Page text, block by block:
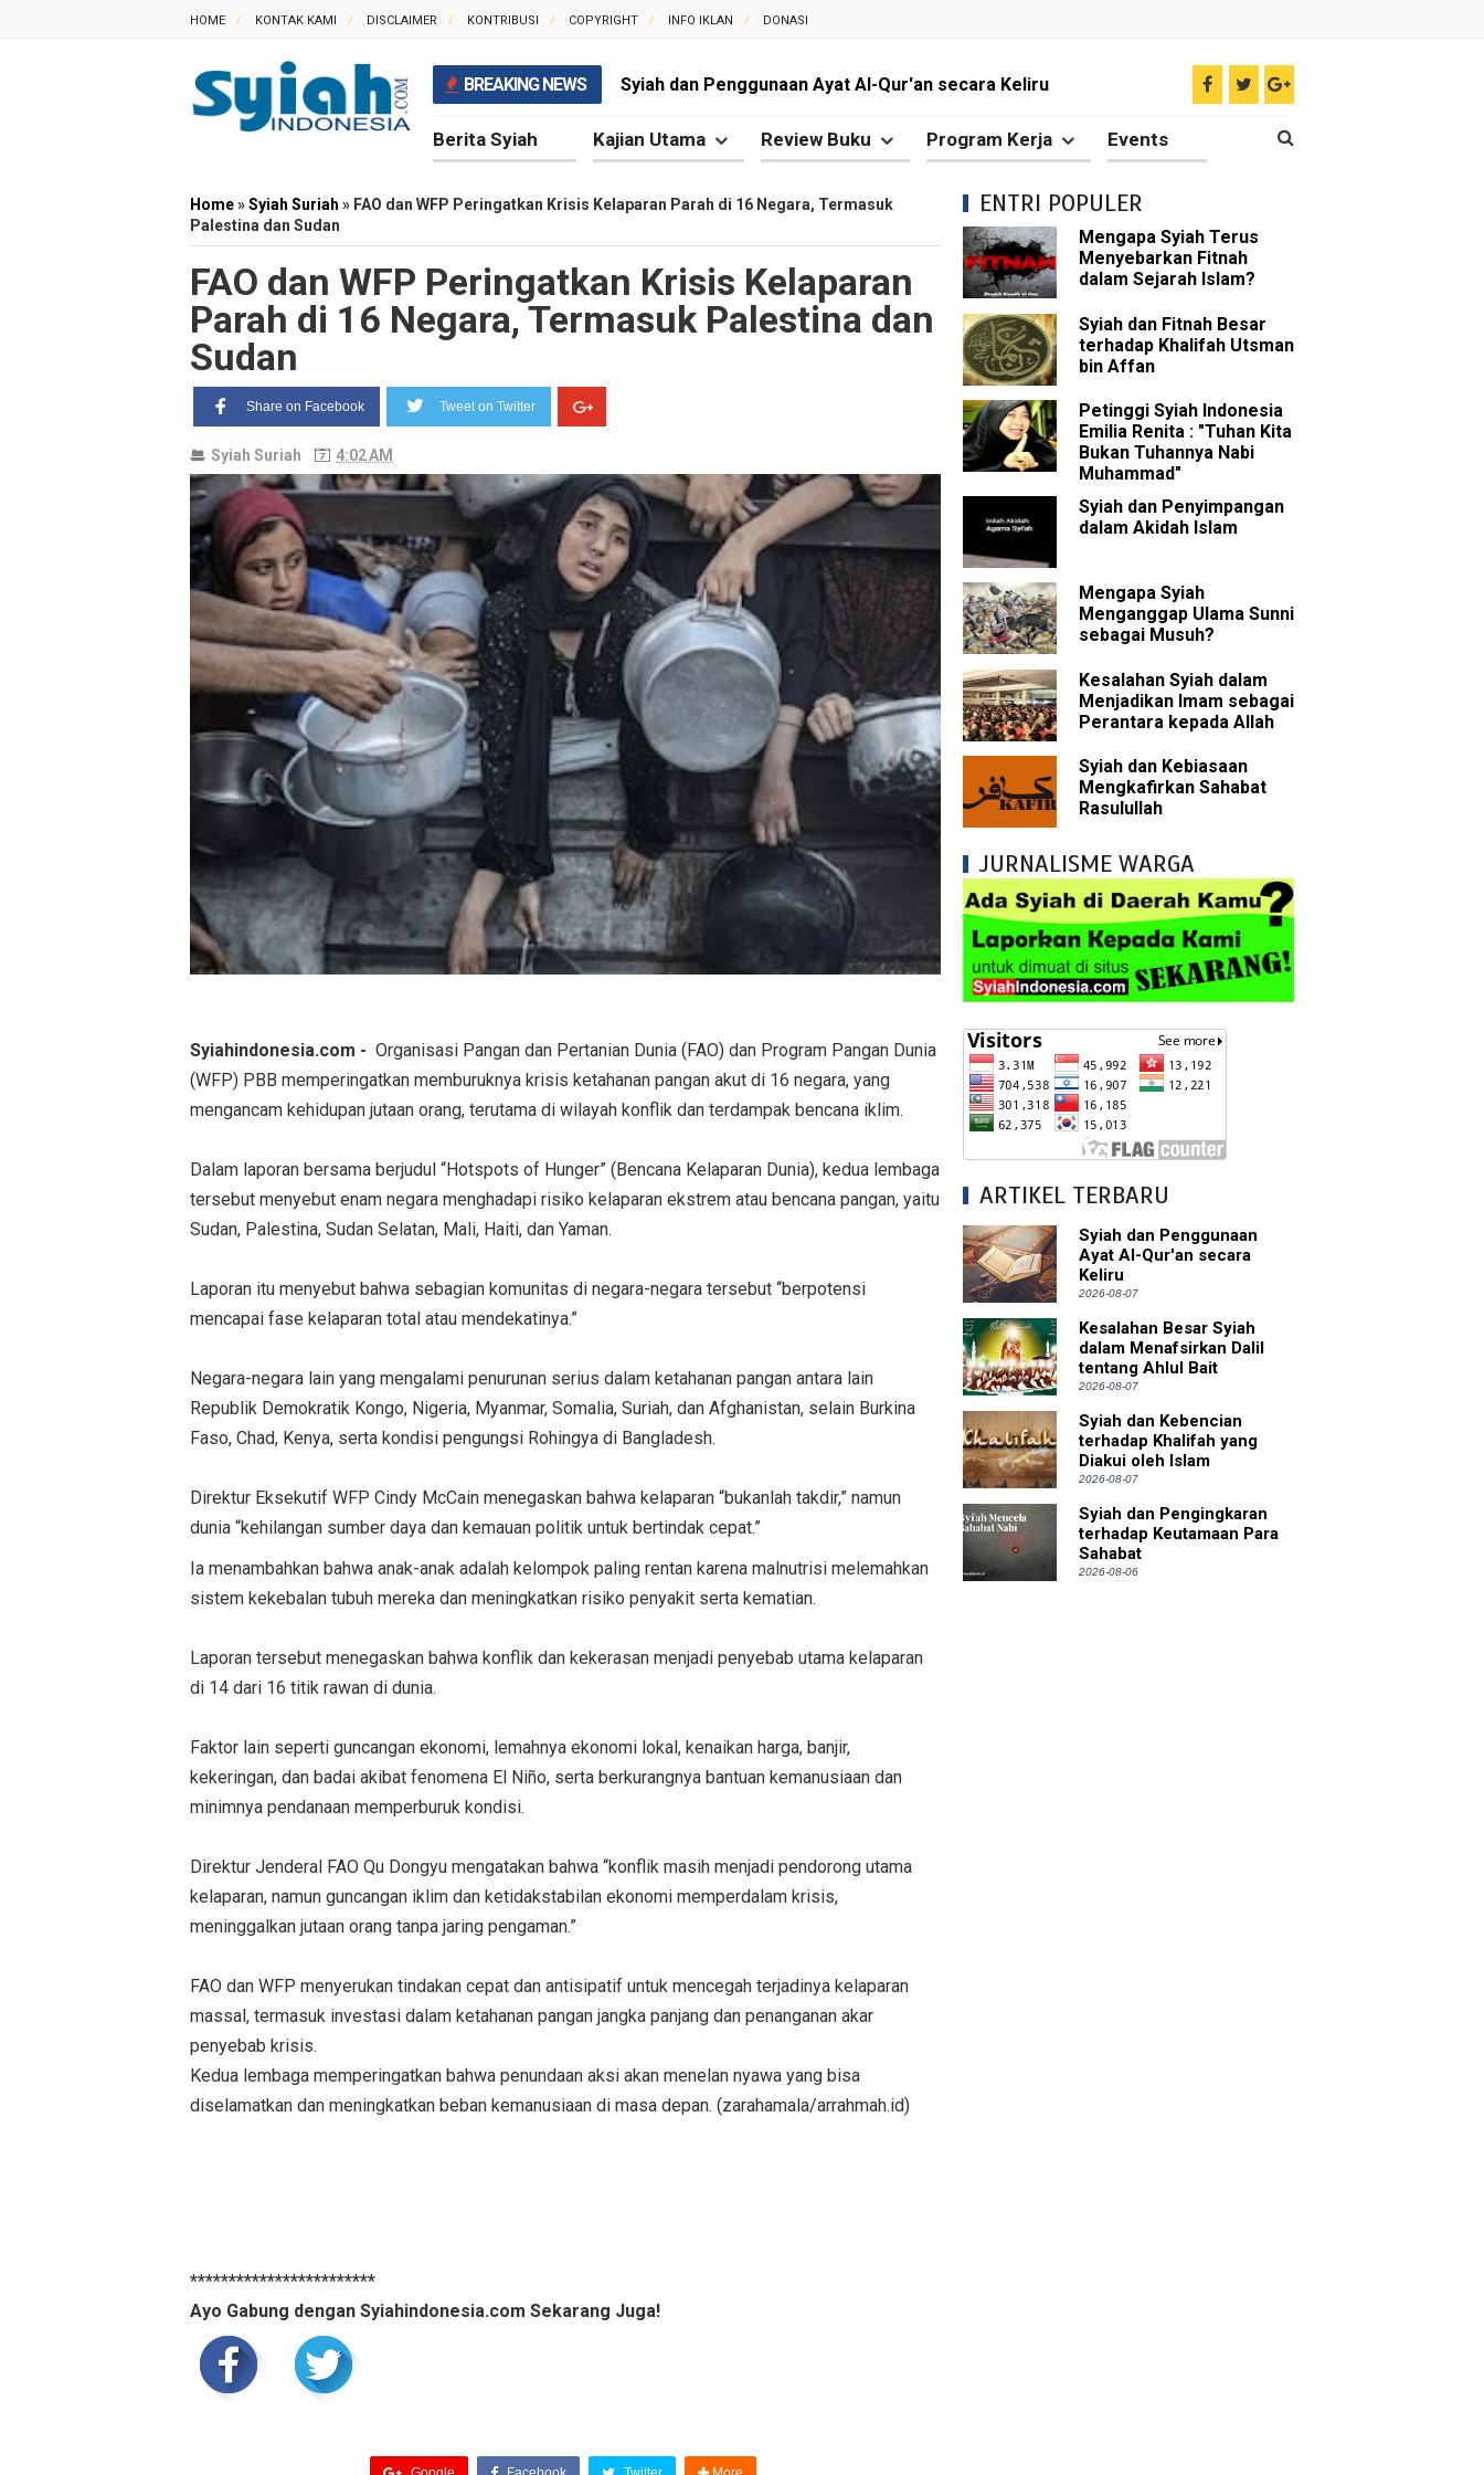
HOME KONTAK KAMI DISCLAIMER KONTRIBUSI COPYRIGHT INFO IKLAN DONASI
BREAKING NEWS Syiah dan Penggunaan Ayat Al-Qur'an secara Keliru
Kesalahan Besar Syiah dalam Menafsirkan Dalil tentang Ahlul Bait
Syiah dan Pengingkaran terhadap Keutamaan Para Sahabat
Mengapa Syiah Mengklaim Imam Mereka Memiliki Ilmu Ghaib?
Mengapa Syiah Menganggap Semua Sahabat Nabi Pengkhianat?
Syiah dan Kebiasaan Mengkafirkan Sahabat Rasulullah
Kesalahan Syiah dalam Menyikapi Peran Sahabat Nabi
Syiah dan Pengingkaran terhadap Hadis Shahih Sunni
Syiah dan Fitnah Besar terhadap Khalifah Utsman bin Affan
Mengapa Syiah Menghalalkan Nikah Mut'ah?
Syiah dan Penyelewengan dalam Pemahaman tentang Khalifah
Syiah dan Penyimpangan dalam Akidah Islam
Kesalahan Syiah dalam Menyikapi Khalifah Abu Bakar
Syiah dan Konsep Imamah yang Tidak Masuk Akal dalam Islam
Syiah dan Ketidakkonsistenan dalam Konsep Mahdi
Syiah dan Kedustaan tentang Hak Kekhalifahan
Syiah dan Ketidakbenaran Ajarannya tentang Wilayah Imam
Syiah dan Kedustaan tentang Peristiwa Karbala
Syiah dan Upaya Merusak Ukhuwah Islamiyah
Berita Syiah Kajian Utama Review Buku Program Kerja Events
Home»Syiah Suriah » FAO dan WFP Peringatkan Krisis Kelaparan Parah di 16 Negara, Termasuk
Palestina dan Sudan
FAO dan WFP Peringatkan Krisis Kelaparan
Parah di 16 Negara, Termasuk Palestina dan
Sudan
Share on Facebook Tweet on Twitter
Syiah Suriah 4:02 AM
Syiahindonesia.com - Organisasi Pangan dan Pertanian Dunia (FAO) dan Program Pangan Dunia
(WFP) PBB memperingatkan memburuknya krisis ketahanan pangan akut di 16 negara, yang
mengancam kehidupan jutaan orang, terutama di wilayah konflik dan terdampak bencana iklim.
Dalam laporan bersama berjudul “Hotspots of Hunger” (Bencana Kelaparan Dunia), kedua lembaga
tersebut menyebut enam negara menghadapi risiko kelaparan ekstrem atau bencana pangan, yaitu
Sudan, Palestina, Sudan Selatan, Mali, Haiti, dan Yaman.
Laporan itu menyebut bahwa sebagian komunitas di negara-negara tersebut “berpotensi
mencapai fase kelaparan total atau mendekatinya.”
Negara-negara lain yang mengalami penurunan serius dalam ketahanan pangan antara lain
Republik Demokratik Kongo, Nigeria, Myanmar, Somalia, Suriah, dan Afghanistan, selain Burkina
Faso, Chad, Kenya, serta kondisi pengungsi Rohingya di Bangladesh.
Direktur Eksekutif WFP Cindy McCain menegaskan bahwa kelaparan “bukanlah takdir,” namun
dunia “kehilangan sumber daya dan kemauan politik untuk bertindak cepat.”
Ia menambahkan bahwa anak-anak adalah kelompok paling rentan karena malnutrisi melemahkan
sistem kekebalan tubuh mereka dan meningkatkan risiko penyakit serta kematian.
Laporan tersebut menegaskan bahwa konflik dan kekerasan menjadi penyebab utama kelaparan
di 14 dari 16 titik rawan di dunia.
Faktor lain seperti guncangan ekonomi, lemahnya ekonomi lokal, kenaikan harga, banjir,
kekeringan, dan badai akibat fenomena El Niño, serta berkurangnya bantuan kemanusiaan dan
minimnya pendanaan memperburuk kondisi.
Direktur Jenderal FAO Qu Dongyu mengatakan bahwa “konflik masih menjadi pendorong utama
kelaparan, namun guncangan iklim dan ketidakstabilan ekonomi memperdalam krisis,
meninggalkan jutaan orang tanpa jaring pengaman.”
FAO dan WFP menyerukan tindakan cepat dan antisipatif untuk mencegah terjadinya kelaparan
massal, termasuk investasi dalam ketahanan pangan jangka panjang dan penanganan akar
penyebab krisis.
Kedua lembaga memperingatkan bahwa penundaan aksi akan menelan nyawa yang bisa
diselamatkan dan meningkatkan beban kemanusiaan di masa depan. (zarahamala/arrahmah.id)
************************
Ayo Gabung dengan Syiahindonesia.com Sekarang Juga!
ENTRI POPULER
Mengapa Syiah Terus
Menyebarkan Fitnah
dalam Sejarah Islam?
Syiah dan Fitnah Besar
terhadap Khalifah Utsman
bin Affan
Petinggi Syiah Indonesia
Emilia Renita : "Tuhan Kita
Bukan Tuhannya Nabi
Muhammad"
Syiah dan Penyimpangan
dalam Akidah Islam
Mengapa Syiah
Menganggap Ulama Sunni
sebagai Musuh?
Kesalahan Syiah dalam
Menjadikan Imam sebagai
Perantara kepada Allah
Syiah dan Kebiasaan
Mengkafirkan Sahabat
Rasulullah
JURNALISME WARGA
ARTIKEL TERBARU
Syiah dan Penggunaan
Ayat Al-Qur'an secara
Keliru
2026-08-07
Kesalahan Besar Syiah
dalam Menafsirkan Dalil
tentang Ahlul Bait
2026-08-07
Syiah dan Kebencian
terhadap Khalifah yang
Diakui oleh Islam
2026-08-07
Syiah dan Pengingkaran
terhadap Keutamaan Para
Sahabat
2026-08-06